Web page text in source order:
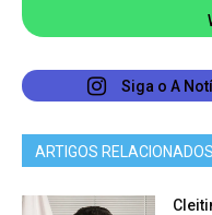
Siga o A
ARTIGOS RELACIONADOS